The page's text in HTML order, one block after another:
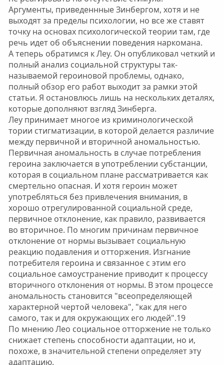
Аргументы, приведеннные Зинбергом, хотя и не
выходят за пределы психологии, но все же ставят
точку на основах психологической теории там, где
речь идет об объяснении поведения наркомана.
А теперь обратимся к Леу. Он опубликовал четкий и
полный анализ социальной структуры так-
называемой героиновой проблемы, однако,
полный обзор его работ выходит за рамки этой
статьи. Я остановлюсь лишь на нескольких деталях,
которые дополняют взгляд Зинберга.
Леу принимает многое из криминологической
тории стигматизации, в которой делается различие
между первичной и вторичной аномальностью.
Первичная аномальность в случае потребления
героина заключается в употреблении субстанции,
которая в социальном плане рассматривается как
смертельно опасная. И хотя героин может
употребляться без привлечения внимания, в
хорошо отрегулированной социальной среде,
первичное отклонение, как правило, развивается
во вторичное. По многим причинам первичное
отклонение от нормы вызывает социальную
реакцию подавления и отторжения. Изгнание
потребителя героина и связанное с этим его
социальное самоустранение приводит к процессу
вторичного отклонения от нормы. В этом процессе
аномальность становится "всеопределяющей
характерной чертой человека", "как для него
самого, так и для окружающих его людей".19
По мнению Лео социальное отторжение не только
снижает степень способности адаптации, но и,
похоже, в значительной степени определяет эту
адаптацию.